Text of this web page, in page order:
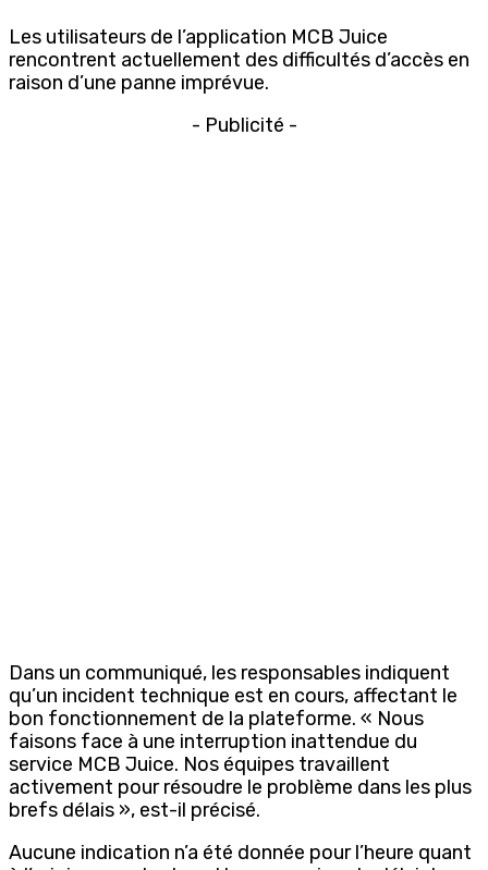
Les utilisateurs de l’application MCB Juice
rencontrent actuellement des difficultés d’accès en
raison d’une panne imprévue.
- Publicité -
Dans un communiqué, les responsables indiquent
qu’un incident technique est en cours, affectant le
bon fonctionnement de la plateforme. « Nous
faisons face à une interruption inattendue du
service MCB Juice. Nos équipes travaillent
activement pour résoudre le problème dans les plus
brefs délais », est-il précisé.
Aucune indication n’a été donnée pour l’heure quant